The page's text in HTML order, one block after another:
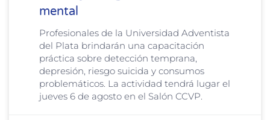
mental
Profesionales de la Universidad Adventista
del Plata brindarán una capacitación
práctica sobre detección temprana,
depresión, riesgo suicida y consumos
problemáticos. La actividad tendrá lugar el
jueves 6 de agosto en el Salón CCVP.